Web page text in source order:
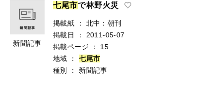
新聞記事
七尾市で林野火災
掲載紙 ：
北中：朝刊
掲載日
：
2011-05-07
掲載ページ
：
15
地域
： 七尾市
種別
： 新聞記事